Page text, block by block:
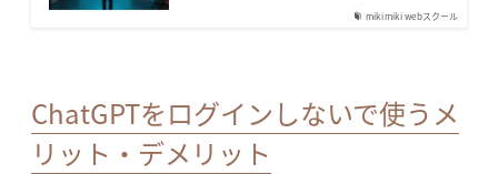
mikimiki webスクール
ChatGPTをログインしないで使うメ
リット・デメリット